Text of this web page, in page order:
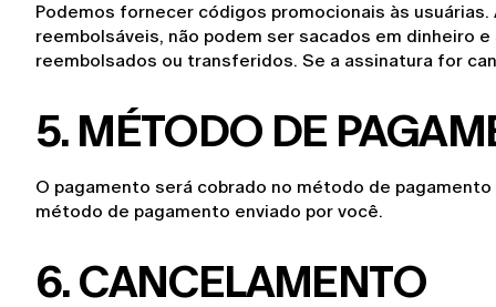
Podemos fornecer códigos promocionais às
reembolsáveis, não podem ser sacados em dinheiro
reembolsados ou transferidos. Se a assinatura for
5. MÉTODO DE
O pagamento será cobrado no método de
método de pagamento enviado por você.
6. CANCELAMENTO